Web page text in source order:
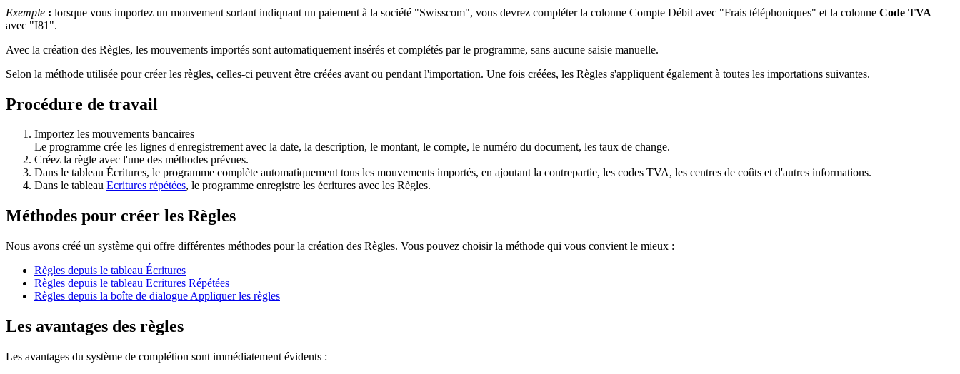
Exemple : lorsque vous importez un mouvement sortant indiquant un paiement à la société "Swisscom", vous devrez compléter la colonne Compte Débit avec "Frais téléphoniques" et la colonne Code TVA
avec "I81".
Avec la création des Règles, les mouvements importés sont automatiquement insérés et complétés par le programme, sans aucune saisie manuelle.
Selon la méthode utilisée pour créer les règles, celles-ci peuvent être créées avant ou pendant l'importation. Une fois créées, les Règles s'appliquent également à toutes les importations suivantes.
Procédure de travail
Importez les mouvements bancaires
Le programme crée les lignes d'enregistrement avec la date, la description, le montant, le compte, le numéro du document, les taux de change.
Créez la règle avec l'une des méthodes prévues.
Dans le tableau Écritures, le programme complète automatiquement tous les mouvements importés, en ajoutant la contrepartie, les codes TVA, les centres de coûts et d'autres informations.
Dans le tableau Ecritures répétées, le programme enregistre les écritures avec les Règles.
Méthodes pour créer les Règles
Nous avons créé un système qui offre différentes méthodes pour la création des Règles. Vous pouvez choisir la méthode qui vous convient le mieux :
Règles depuis le tableau Écritures
Règles depuis le tableau Ecritures Répétées
Règles depuis la boîte de dialogue Appliquer les règles
Les avantages des règles
Les avantages du système de complétion sont immédiatement évidents :